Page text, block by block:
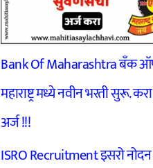
Bank Of Maharashtra बँक
महाराष्ट्र मध्ये नवीन भरती सुरू.
अर्ज !!!
ISRO Recruitment इसरो नोदन